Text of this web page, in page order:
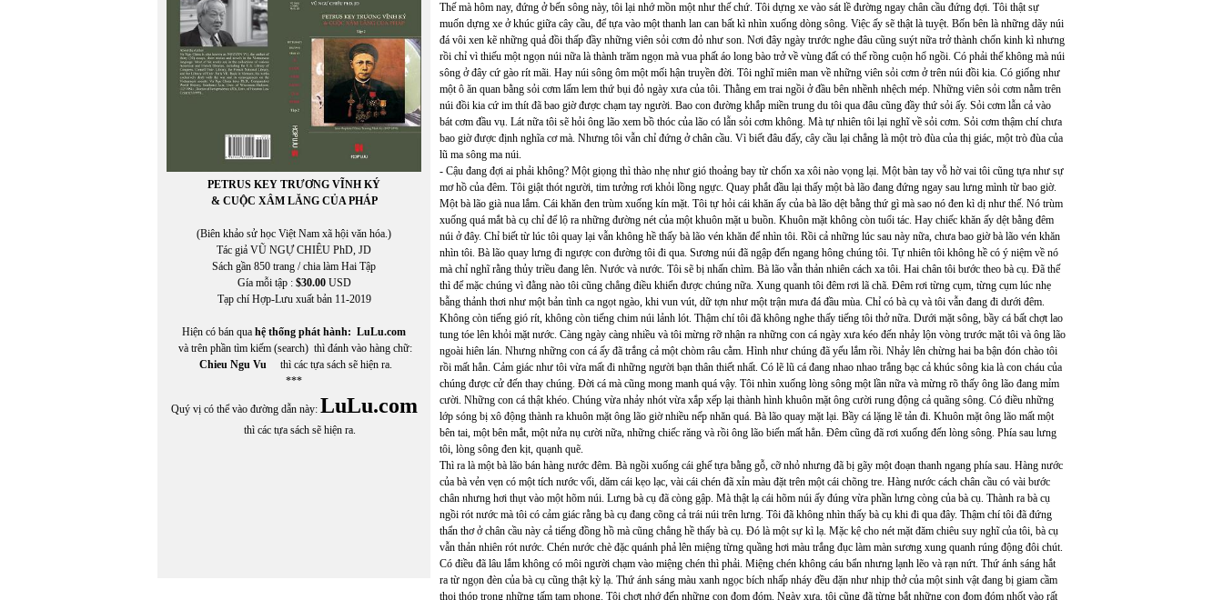
PETRUS KEY TRƯƠNG VĨNH KÝ
& CUỘC XÂM LĂNG CỦA PHÁP
(Biên khảo sử học Việt Nam xã hội văn hóa.)
Tác giả VŨ NGỰ CHIÊU PhD, JD
Sách gần 850 trang / chia làm Hai Tập
Gía mỗi tập : $30.00USD
Tạp chí Hợp-Lưu xuất bản 11-2019
Hiện có bán qua hệ thống phát hành: LuLu.com
và trên phần tìm kiếm (search) thì đánh vào hàng chữ:
Chieu Ngu Vu thì các tựa sách sẽ hiện ra.
***
Quý vị có thể vào đường dẫn này: LuLu.com
thì các tựa sách sẽ hiện ra.
Thế mà hôm nay, đứng ở bến sông này, tôi lại nhớ mồn một như thế chứ. Tôi dựng xe vào sát lề đường ngay chân cầu đứng đợi. Tôi thật sự
muốn dựng xe ở khúc giữa cây cầu, để tựa vào một thanh lan can bất kì nhìn xuống dòng sông. Việc ấy sẽ thật là tuyệt. Bốn bên là những dãy núi
đá vôi xen kẽ những quả đồi thấp đầy những viên sỏi cơm đỏ như son. Nơi đây ngày trước nghe đâu cũng suýt nữa trở thành chốn kinh kì nhưng
rồi chỉ vì thiếu một ngọn núi nữa là thành trăm ngọn mà vua phất áo long bào trở về vùng đất có thế rồng cuộn hổ ngồi. Có phải thế không mà núi
sông ở đây cứ gào rít mãi. Hay núi sông ôm một mối hận truyền đời. Tôi nghĩ miên man về những viên sỏi cơm ở trên núi đồi kia. Có giống như
một ô ăn quan bằng sỏi cơm lấm lem thứ bụi đỏ ngày xưa của tôi. Thằng em trai ngồi ở đầu bên nhềnh nhệch mép. Những viên sỏi cơm nằm trên
núi đồi kia cứ im thít đã bao giờ được chạm tay người. Bao con đường khắp miền trung du tôi qua đâu cũng đầy thứ sỏi ấy. Sỏi cơm lẫn cả vào
bát cơm đầu vụ. Lát nữa tôi sẽ hỏi ông lão xem bồ thóc của lão có lẫn sỏi cơm không. Mà tự nhiên tôi lại nghĩ về sỏi cơm. Sỏi cơm thậm chí chưa
bao giờ được định nghĩa cơ mà. Nhưng tôi vẫn chỉ đứng ở chân cầu. Vì biết đâu đấy, cây cầu lại chẳng là một trò đùa của thị giác, một trò đùa của
lũ ma sông ma núi.
- Cậu đang đợi ai phải không? Một giọng thì thào nhẹ như gió thoảng bay từ chốn xa xôi nào vọng lại. Một bàn tay vỗ hờ vai tôi cũng tựa như sự
mơ hồ của đêm. Tôi giật thót người, tim tưởng rơi khỏi lồng ngực. Quay phắt đầu lại thấy một bà lão đang đứng ngay sau lưng mình từ bao giờ.
Một bà lão già nua lắm. Cái khăn đen trùm xuống kín mặt. Tôi tự hỏi cái khăn ấy của bà lão dệt bằng thứ gì mà sao nó đen kì dị như thế. Nó trùm
xuống quá mắt bà cụ chỉ để lộ ra những đường nét của một khuôn mặt u buồn. Khuôn mặt không còn tuổi tác. Hay chiếc khăn ấy dệt bằng đêm
núi ở đây. Chỉ biết từ lúc tôi quay lại vẫn không hề thấy bà lão vén khăn để nhìn tôi. Rồi cả những lúc sau này nữa, chưa bao giờ bà lão vén khăn
nhìn tôi. Bà lão quay lưng đi ngược con đường tôi đi qua. Sương núi đã ngập đến ngang hông chúng tôi. Tự nhiên tôi không hề có ý niệm về nó
mà chỉ nghĩ rằng thủy triều đang lên. Nước và nước. Tôi sẽ bị nhấn chìm. Bà lão vẫn thản nhiên cách xa tôi. Hai chân tôi bước theo bà cụ. Đã thế
thì để mặc chúng vì đằng nào tôi cũng chẳng điều khiển được chúng nữa. Xung quanh tôi đêm rơi lã chã. Đêm rơi từng cụm, từng cụm lúc nhẹ
bẫng thảnh thơi như một bản tình ca ngọt ngào, khi vun vút, dữ tợn như một trận mưa đá đầu mùa. Chỉ có bà cụ và tôi vẫn đang đi dưới đêm.
Không còn tiếng gió rít, không còn tiếng chim núi lảnh lót. Thậm chí tôi đã không nghe thấy tiếng tôi thở nữa. Dưới mặt sông, bầy cá bất chợt lao
tung tóe lên khỏi mặt nước. Càng ngày càng nhiều và tôi mừng rỡ nhận ra những con cá ngày xưa kéo đến nhảy lộn vòng trước mặt tôi và ông lão
ngoài hiên lán. Nhưng những con cá ấy đã trắng cả một chòm râu cằm. Hình như chúng đã yếu lắm rồi. Nhảy lên chừng hai ba bận đón chào tôi
rồi mất hẳn. Cảm giác như tôi vừa mất đi những người bạn thân thiết nhất. Có lẽ lũ cá đang nhao nhao trắng bạc cả khúc sông kia là con cháu của
chúng được cử đến thay chúng. Đời cá mà cũng mong manh quá vậy. Tôi nhìn xuống lòng sông một lần nữa và mừng rõ thấy ông lão đang mỉm
cười. Những con cá thật khéo. Chúng vừa nhảy nhót vừa xắp xếp lại thành hình khuôn mặt ông cười rung động cả quãng sông. Có điều những
lớp sóng bị xô động thành ra khuôn mặt ông lão giờ nhiều nếp nhăn quá. Bà lão quay mặt lại. Bầy cá lặng lẽ tản đi. Khuôn mặt ông lão mất một
bên tai, một bên mắt, một nửa nụ cười nữa, những chiếc răng và rồi ông lão biến mất hẳn. Đêm cũng đã rơi xuống đến lòng sông. Phía sau lưng
tôi, lòng sông đen kịt, quạnh quẽ.
Thì ra là một bà lão bán hàng nước đêm. Bà ngồi xuống cái ghế tựa bằng gỗ, cỡ nhỏ nhưng đã bị gãy một đoạn thanh ngang phía sau. Hàng nước
của bà vẻn vẹn có một tích nước vối, dăm cái kẹo lạc, vài cái chén đã xỉn màu đặt trên một cái chõng tre. Hàng nước cách chân cầu có vài bước
chân nhưng hơi thụt vào một hõm núi. Lưng bà cụ đã còng gập. Mà thật lạ cái hõm núi ấy đúng vừa phần lưng còng của bà cụ. Thành ra bà cụ
ngồi rót nước mà tôi có cảm giác rằng bà cụ đang cõng cả trái núi trên lưng. Tôi đã không nhìn thấy bà cụ khi đi qua đây. Thậm chí tôi đã đứng
thẩn thơ ở chân cầu này cả tiếng đồng hồ mà cũng chẳng hề thấy bà cụ. Đó là một sự kì lạ. Mặc kệ cho nét mặt đăm chiêu suy nghĩ của tôi, bà cụ
vẫn thản nhiên rót nước. Chén nước chè đặc quánh phả lên miệng từng quầng hơi màu trắng đục làm màn sương xung quanh rúng động đôi chút.
Có điều đã lâu lắm không có môi người chạm vào miệng chén thì phải. Miệng chén không cáu bẩn nhưng lạnh lẽo và rạn nứt. Thứ ánh sáng hắt
ra từ ngọn đèn của bà cụ cũng thật kỳ lạ. Thứ ánh sáng màu xanh ngọc bích nhấp nháy đều đặn như nhịp thở của một sinh vật đang bị giam cầm
thoi thóp trong những tấm tam phong. Tôi chợt nhớ đến những con đom đóm. Ngày xưa, tôi cũng đã từng bắt những con đom đóm nhốt vào rất